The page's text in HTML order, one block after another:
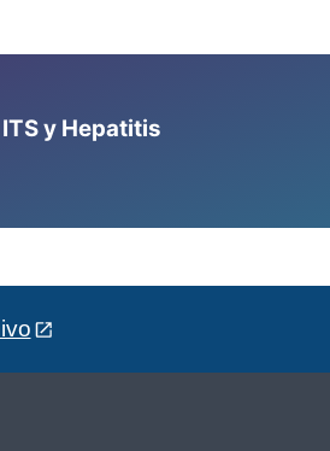
y Hepatitis